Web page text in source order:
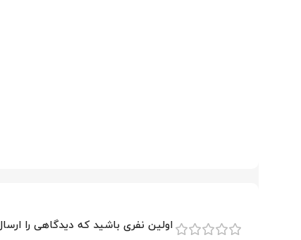
اولین نفری باشید که دیدگاهی را ارسال می کنید